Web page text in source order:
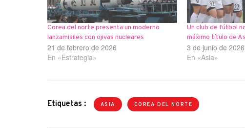
Corea del norte presenta un moderno
lanzamisiles con ojivas nucleares
21 de febrero de 2026
En «Estrategia»
Un club de fútbol
máximo título de
3 de junio de 2026
En «Asia»
Etiquetas : ASIA COREA DEL NORTE